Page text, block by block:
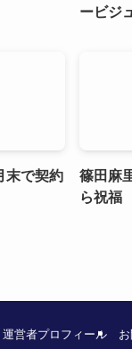
ービジ
末で契約
篠田麻
ら祝福
運営者プロフィール